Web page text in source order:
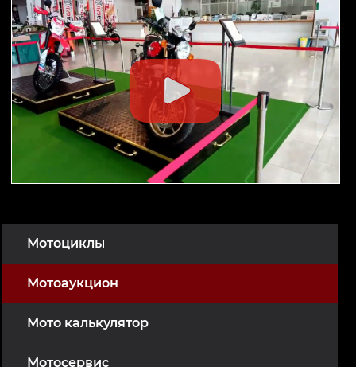
Мотоциклы
Мотоаукцион
Мото калькулятор
Мотосервис